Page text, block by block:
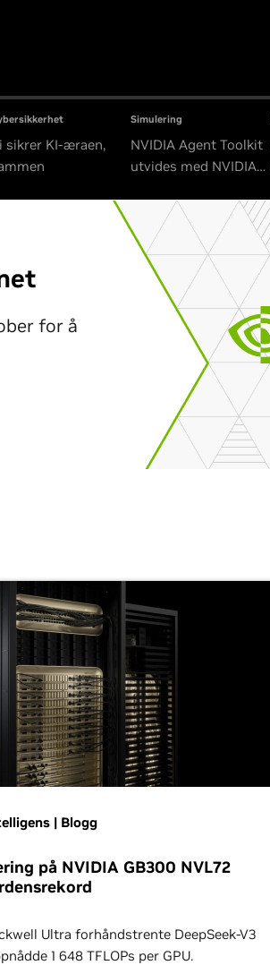
sikrer KI-æraen,
Simulering
NVIDIA Agent Toolkit
utvides med NVIDIA
for å
| Blogg
på NVIDIA GB300 NVL72
Ultra forhåndstrente DeepSeek-V3
1 648 TFLOPs per GPU.